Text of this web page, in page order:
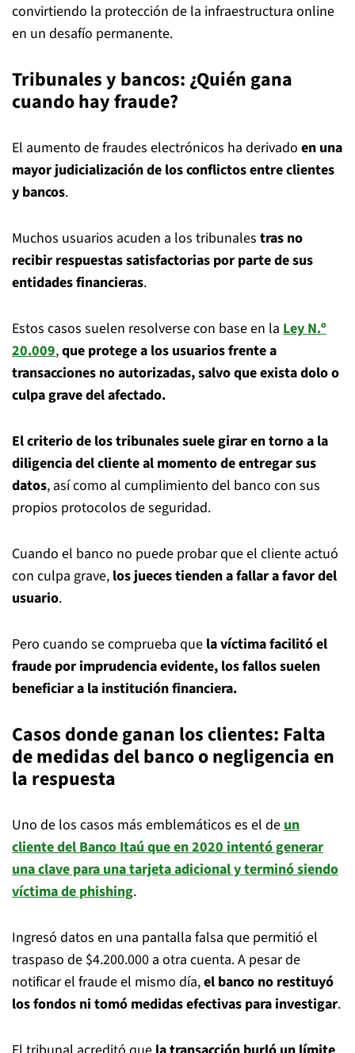
convirtiendo la protección de la infraestructura online
en un desafío permanente.
Tribunales y bancos: ¿Quién gana
cuando hay fraude?
El aumento de fraudes electrónicos ha derivado en una
mayor judicialización de los conflictos entre clientes
y bancos.
Muchos usuarios acuden a los tribunales tras no
recibir respuestas satisfactorias por parte de sus
entidades financieras.
Estos casos suelen resolverse con base en la Ley N.º
20.009,que protege a los usuarios frente a
transacciones no autorizadas, salvo que exista dolo o
culpa grave del afectado.
El criterio de los tribunales suele girar en torno a la
diligencia del cliente al momento de entregar sus
datos, así como al cumplimiento del banco con sus
propios protocolos de seguridad.
Cuando el banco no puede probar que el cliente actuó
con culpa grave, los jueces tienden a fallar a favor del
usuario.
Pero cuando se comprueba que la víctima facilitó el
fraude por imprudencia evidente, los fallos suelen
beneficiar a la institución financiera.
Casos donde ganan los clientes: Falta
de medidas del banco o negligencia en
la respuesta
Uno de los casos más emblemáticos es el de un
cliente del Banco Itaú que en 2020 intentó generar
una clave para una tarjeta adicional y terminó siendo
víctima de phishing.
Ingresó datos en una pantalla falsa que permitió el
traspaso de $4.200.000 a otra cuenta. A pesar de
notificar el fraude el mismo día,el banco no restituyó
los fondos ni tomó medidas efectivas para investigar.